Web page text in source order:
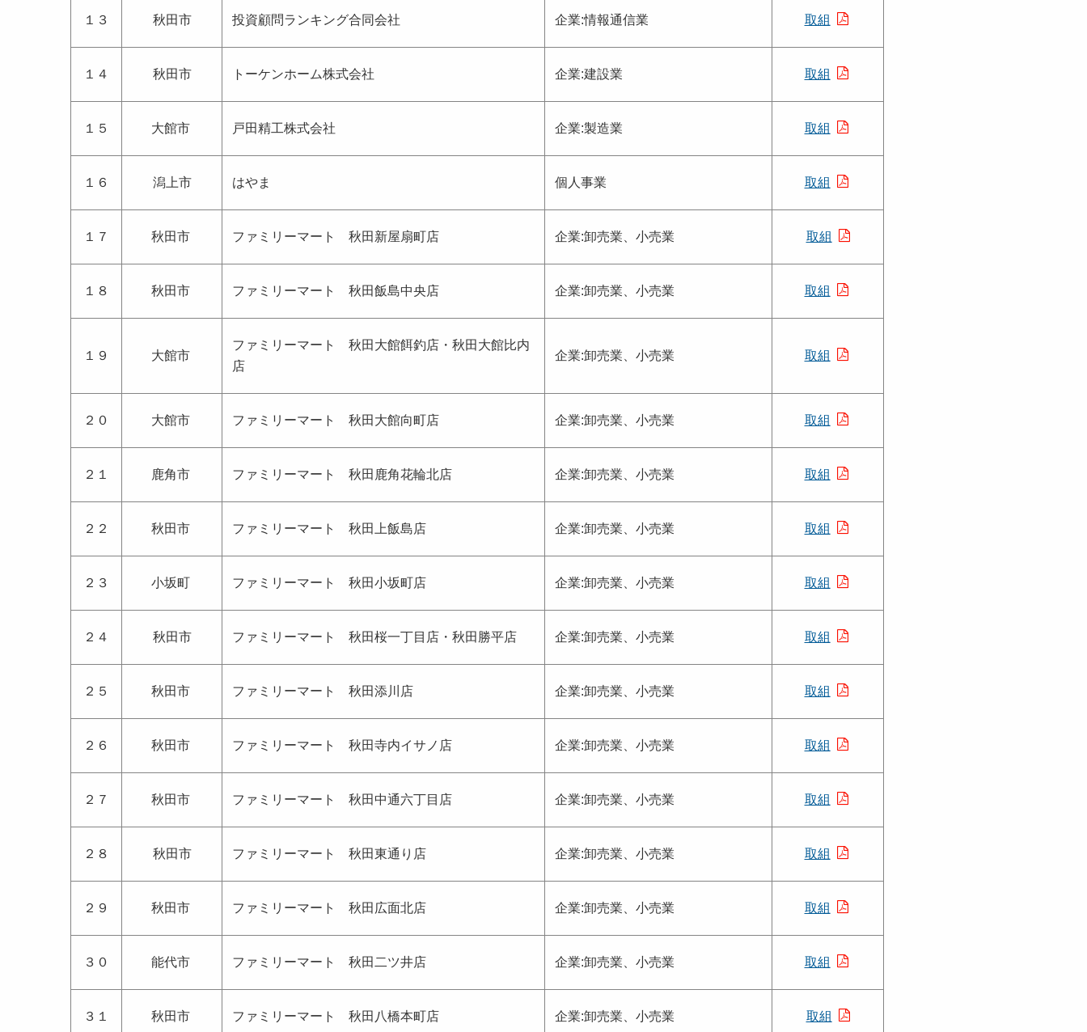
１３ 秋田市 投資顧問ランキング合同会社 企業:情報通信業 取組
１４ 秋田市 トーケンホーム株式会社 企業:建設業 取組
１５ 大館市 戸田精工株式会社 企業:製造業 取組
１６ 潟上市 はやま 個人事業 取組
１７ 秋田市 ファミリーマート 秋田新屋扇町店 企業:卸売業、小売業 取組
１８ 秋田市 ファミリーマート 秋田飯島中央店 企業:卸売業、小売業 取組
１９ 大館市
ファミリーマート 秋田大館餌釣店・秋田大館比内
店
企業:卸売業、小売業 取組
２０ 大館市 ファミリーマート 秋田大館向町店 企業:卸売業、小売業 取組
２１ 鹿角市 ファミリーマート 秋田鹿角花輪北店 企業:卸売業、小売業 取組
２２ 秋田市 ファミリーマート 秋田上飯島店 企業:卸売業、小売業 取組
２３ 小坂町 ファミリーマート 秋田小坂町店 企業:卸売業、小売業 取組
２４ 秋田市 ファミリーマート 秋田桜一丁目店・秋田勝平店 企業:卸売業、小売業 取組
２５ 秋田市 ファミリーマート 秋田添川店 企業:卸売業、小売業 取組
２６ 秋田市 ファミリーマート 秋田寺内イサノ店 企業:卸売業、小売業 取組
２７ 秋田市 ファミリーマート 秋田中通六丁目店 企業:卸売業、小売業 取組
２８ 秋田市 ファミリーマート 秋田東通り店 企業:卸売業、小売業 取組
２９ 秋田市 ファミリーマート 秋田広面北店 企業:卸売業、小売業 取組
３０ 能代市 ファミリーマート 秋田二ツ井店 企業:卸売業、小売業 取組
３１ 秋田市 ファミリーマート 秋田八橋本町店 企業:卸売業、小売業 取組